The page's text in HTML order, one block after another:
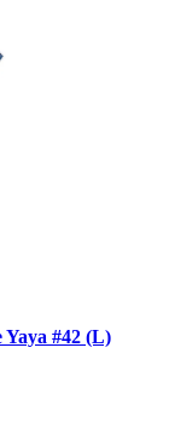
#42 (L)